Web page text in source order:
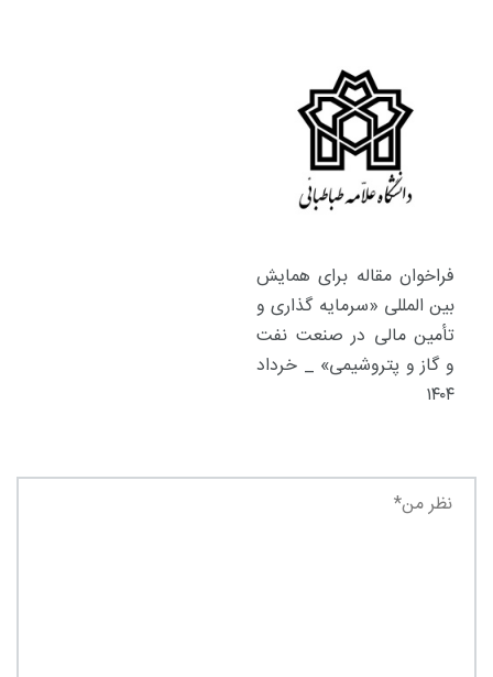
فراخوان مقاله برای همایش
بین المللی «سرمایه گذاری و
تأمین مالی در صنعت نفت
و گاز و پتروشیمی» _ خرداد
۱۴۰۴